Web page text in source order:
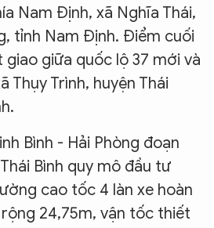
Nam Định, xã Nghĩa Thái,
tỉnh Nam Định. Điểm cuối
giữa quốc lộ 37 mới và
Thụy Trình, huyện Thái
Bình - Hải Phòng đoạn
Bình quy mô đầu tư
cao tốc 4 làn xe hoàn
24,75m, vận tốc thiết